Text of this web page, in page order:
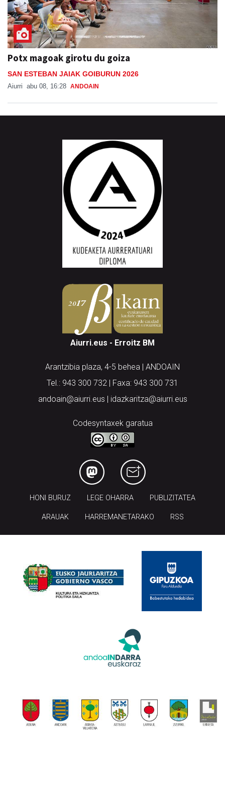
Potx magoak girotu du goiza
SAN ESTEBAN JAIAK GOIBURUN 2026
Aiurri abu 08, 16:28 ANDOAIN
Aiurri.eus - Erroitz BM
Arantzibia plaza, 4-5 behea | ANDOAIN
Tel.: 943 300 732 | Faxa: 943 300 731
andoain@aiurri.eus | idazkaritza@aiurri.eus
Codesyntaxek garatua
HONI BURUZ LEGE OHARRA PUBLIZITATEA
ARAUAK HARREMANETARAKO RSS